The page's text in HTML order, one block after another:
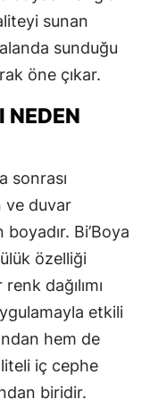
sunan
sunduğu
öne çıkar.
NEDEN
sonrası
ve duvar
Bi’Boya
özelliği
dağılımı
etkili
hem de
iç cephe
biridir.